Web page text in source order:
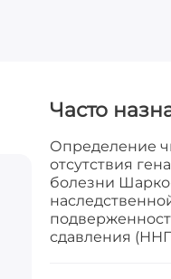
Часто
Определение
отсутствия
болезни
сдавления